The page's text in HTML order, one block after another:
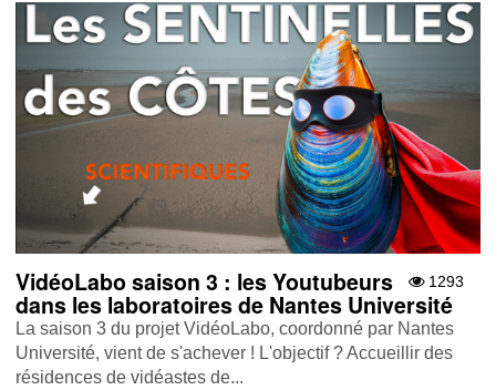
1293
VidéoLabo saison 3 : les Youtubeurs
dans les laboratoires de Nantes Université
La saison 3 du projet VidéoLabo, coordonné par Nantes
Université, vient de s'achever ! L'objectif ? Accueillir des
résidences de vidéastes de...